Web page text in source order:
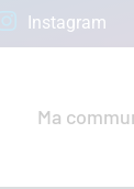
Instagram
Ma